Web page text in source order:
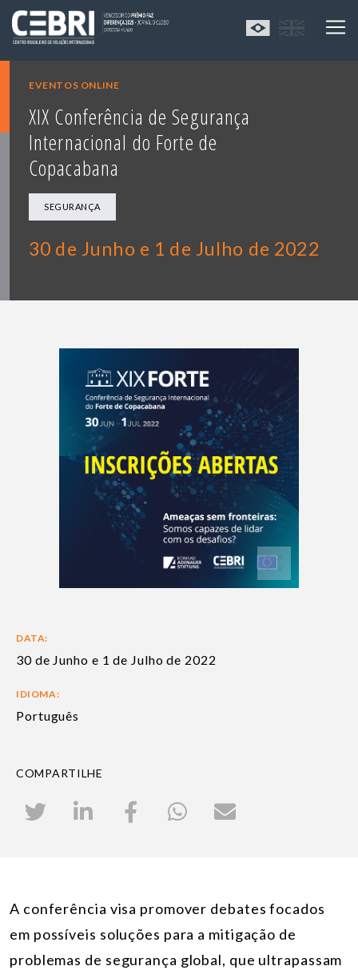
EVENTOS ONLINE
XIX Conferência de Segurança
Internacional do Forte de
Copacabana
SEGURANÇA
30 de Junho e 1 de Julho de 2022
DATA:
30 de Junho e 1 de Julho de 2022
IDIOMA:
Português
COMPARTILHE
A conferência visa promover debates focados
em possíveis soluções para a mitigação de
problemas de segurança global, que ultrapassam